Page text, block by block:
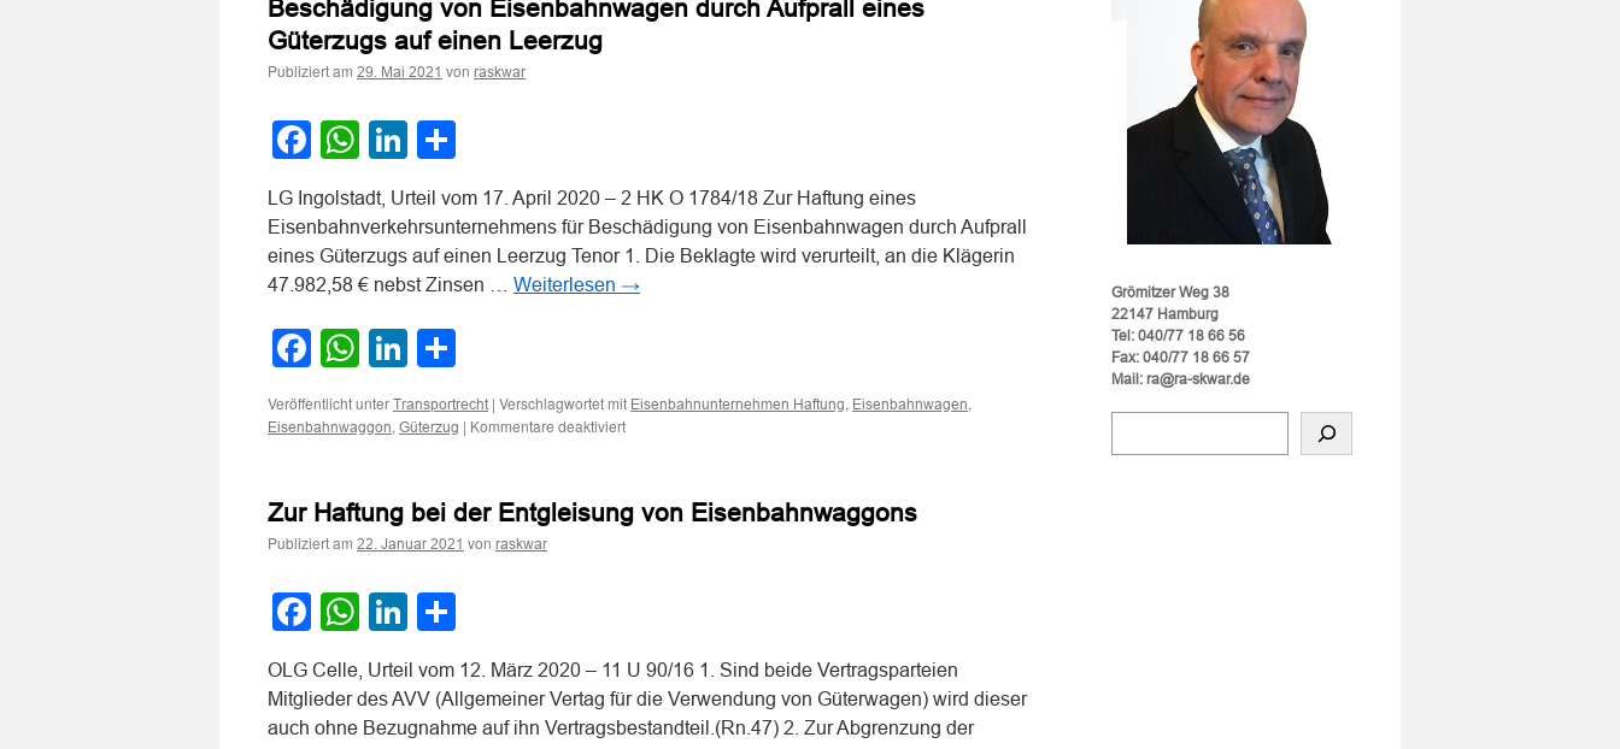
Beschädigung von Eisenbahnwagen durch Aufprall eines
Güterzugs auf einen Leerzug
Publiziert am 29. Mai 2021 von raskwar
Facebook
WhatsApp
LinkedIn
LG Ingolstadt, Urteil vom 17. April 2020 – 2 HK O 1784/18 Zur Haftung eines
Eisenbahnverkehrsunternehmens für Beschädigung von Eisenbahnwagen durch Aufprall
eines Güterzugs auf einen Leerzug Tenor 1. Die Beklagte wird verurteilt, an die Klägerin
47.982,58 € nebst Zinsen … Weiterlesen →
Facebook
WhatsApp
LinkedIn
Veröffentlicht unter Transportrecht | Verschlagwortet mit Eisenbahnunternehmen Haftung, Eisenbahnwagen,
Eisenbahnwaggon, Güterzug | Kommentare deaktiviertfür
Eisenbahnverkehrsunternehmens
für
eines
auf
einen
Zur Haftung bei der Entgleisung von Eisenbahnwaggons
Publiziert am 22. Januar 2021 von raskwar
Facebook
WhatsApp
LinkedIn
OLG Celle, Urteil vom 12. März 2020 – 11 U 90/16 1. Sind beide Vertragsparteien
Mitglieder des AVV (Allgemeiner Vertag für die Verwendung von Güterwagen) wird dieser
auch ohne Bezugnahme auf ihn Vertragsbestandteil.(Rn.47) 2. Zur Abgrenzung der
Grömitzer Weg 38
22147 Hamburg
Tel: 040/77 18 66 56
Fax: 040/77 18 66 57
Mail: ra@ra-skwar.de